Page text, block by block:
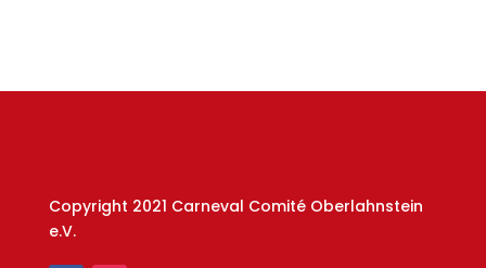
Copyright 2021 Carneval Comité Oberlahnstein
e.V.